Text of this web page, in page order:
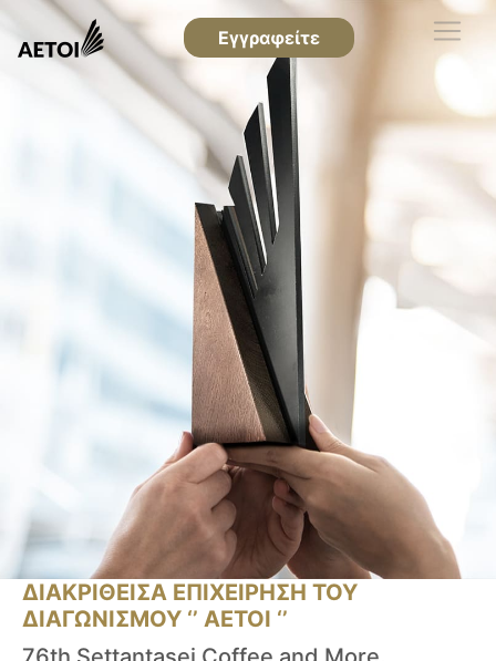
Εγγραφείτε
ΔΙΑΚΡΙΘΕΙΣΑ ΕΠΙΧΕΙΡΗΣΗ ΤΟΥ
ΔΙΑΓΩΝΙΣΜΟΥ ‘’ ΑΕΤΟΙ ‘’